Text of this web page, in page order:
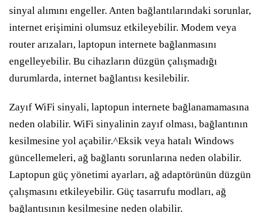
sinyal alımını engeller. Anten bağlantılarındaki sorunlar,
internet erişimini olumsuz etkileyebilir. Modem veya
router arızaları, laptopun internete bağlanmasını
engelleyebilir. Bu cihazların düzgün çalışmadığı
durumlarda, internet bağlantısı kesilebilir.
Zayıf WiFi sinyali, laptopun internete bağlanamamasına
neden olabilir. WiFi sinyalinin zayıf olması, bağlantının
kesilmesine yol açabilir.^Eksik veya hatalı Windows
güncellemeleri, ağ bağlantı sorunlarına neden olabilir.
Laptopun güç yönetimi ayarları, ağ adaptörünün düzgün
çalışmasını etkileyebilir. Güç tasarrufu modları, ağ
bağlantısının kesilmesine neden olabilir.